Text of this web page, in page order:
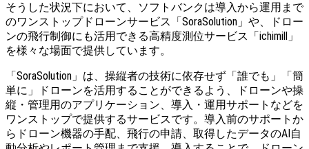
そうした状況下において、ソフトバンクは導入から運用まで
のワンストップドローンサービス「SoraSolution」や、ドロー
ンの飛行制御にも活用できる高精度測位サービス「ichimill」
を様々な場面で提供しています。
「SoraSolution」は、操縦者の技術に依存せず「誰でも」「簡
単に」ドローンを活用することができるよう、ドローンや操
縦・管理用のアプリケーション、導入・運用サポートなどを
ワンストップで提供するサービスです。導入前のサポートか
らドローン機器の手配、飛行の申請、取得したデータのAI自